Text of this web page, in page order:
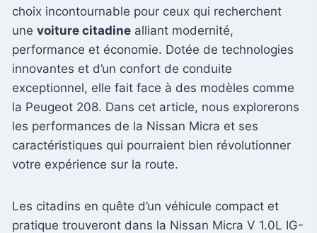
choix incontournable pour ceux qui recherchent
une voiture citadine alliant modernité,
performance et économie. Dotée de technologies
innovantes et d’un confort de conduite
exceptionnel, elle fait face à des modèles comme
la Peugeot 208. Dans cet article, nous explorerons
les performances de la Nissan Micra et ses
caractéristiques qui pourraient bien révolutionner
votre expérience sur la route.
Les citadins en quête d’un véhicule compact et
pratique trouveront dans la Nissan Micra V 1.0L IG-